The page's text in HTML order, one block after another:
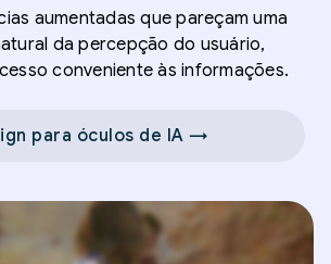
aumentadas que pareçam uma
da percepção do usuário,
conveniente às informações.
para óculos de IA →